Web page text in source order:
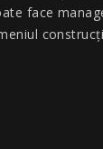
face